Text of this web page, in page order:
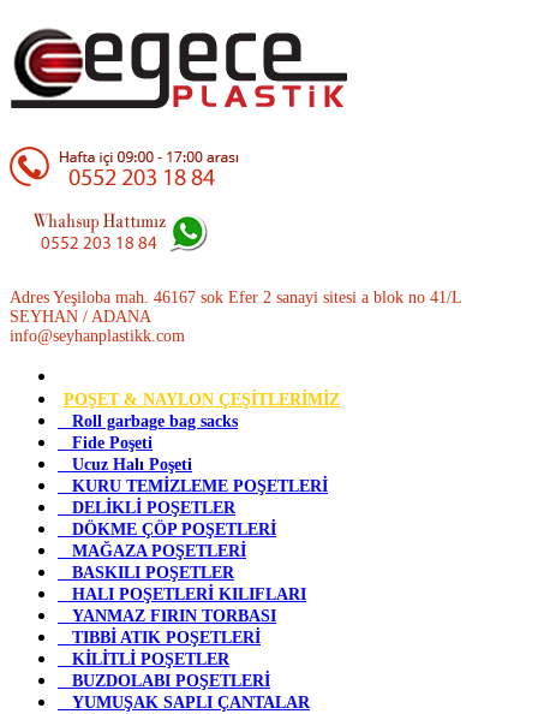
Adres Yeşiloba mah. 46167 sok Efer 2 sanayi sitesi a blok no 41/L
SEYHAN / ADANA
info@seyhanplastikk.com
POŞET & NAYLON ÇEŞİTLERİMİZ
Roll garbage bag sacks
Fide Poşeti
Ucuz Halı Poşeti
KURU TEMİZLEME POŞETLERİ
DELİKLİ POŞETLER
DÖKME ÇÖP POŞETLERİ
MAĞAZA POŞETLERİ
BASKILI POŞETLER
HALI POŞETLERİ KILIFLARI
YANMAZ FIRIN TORBASI
TIBBİ ATIK POŞETLERİ
KİLİTLİ POŞETLER
BUZDOLABI POŞETLERİ
YUMUŞAK SAPLI ÇANTALAR